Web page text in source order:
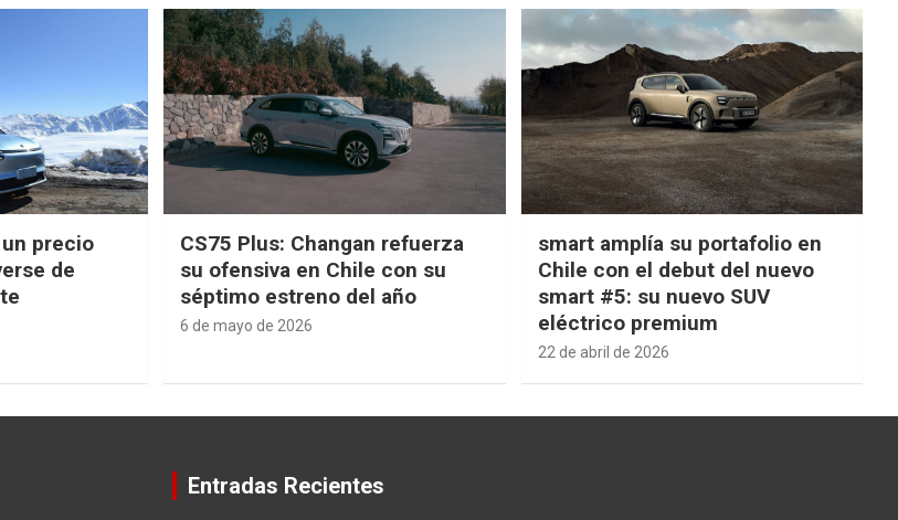
precio
de
CS75 Plus: Changan refuerza
su ofensiva en Chile con su
séptimo estreno del año
6 de mayo de 2026
smart amplía su portafolio en
Chile con el debut del nuevo
smart #5: su nuevo SUV
eléctrico premium
22 de abril de 2026
Entradas Recientes